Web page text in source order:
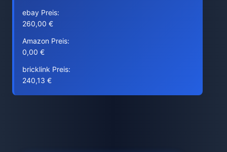
ebay Preis:
260,00 €
Amazon Preis:
0,00 €
bricklink Preis:
240,13 €